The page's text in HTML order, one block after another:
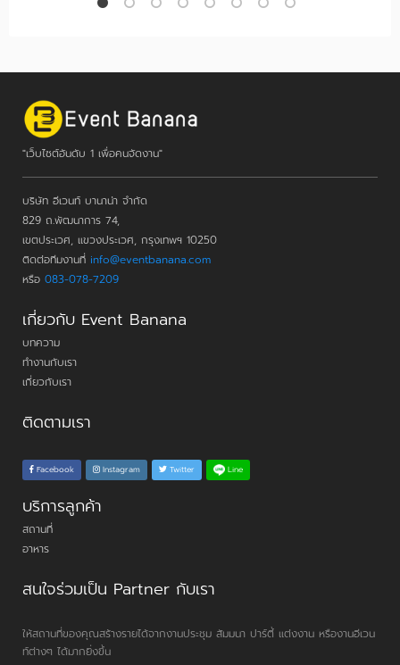
"เว็บไซต์อันดับ 1 เพื่อคนจัดงาน"
บริษัท อีเวนท์ บานาน่า จำกัด
829 ถ.พัฒนาการ 74,
เขตประเวศ, แขวงประเวศ, กรุงเทพฯ 10250
ติดต่อทีมงานที่ info@eventbanana.com
หรือ 083-078-7209
เกี่ยวกับ Event Banana
บทความ
ทำงานกับเรา
เกี่ยวกับเรา
ติดตามเรา
Facebook Instagram Twitter Line
บริการลูกค้า
สถานที่
อาหาร
สนใจร่วมเป็น Partner กับเรา
ให้สถานที่ของคุณสร้างรายได้จากงานประชุม สัมมนา ปาร์ตี้ แต่งงาน หรืองานอีเวน
ท์ต่างๆ ได้มากยิ่งขึ้น